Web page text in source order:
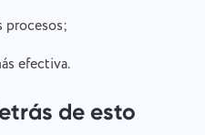
procesos;
efectiva.
de esto